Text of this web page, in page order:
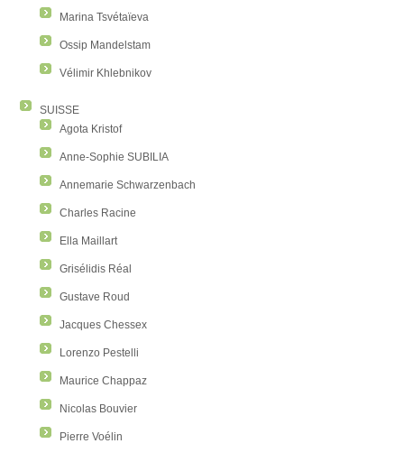
Marina Tsvétaïeva
Ossip Mandelstam
Vélimir Khlebnikov
SUISSE
Agota Kristof
Anne-Sophie SUBILIA
Annemarie Schwarzenbach
Charles Racine
Ella Maillart
Grisélidis Réal
Gustave Roud
Jacques Chessex
Lorenzo Pestelli
Maurice Chappaz
Nicolas Bouvier
Pierre Voélin